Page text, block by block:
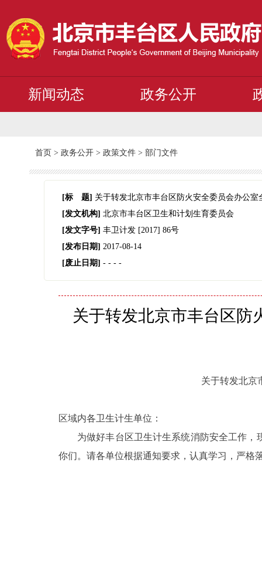
新闻动态 政务公开
首页 > 政务公开 > 政策文件 > 部门文件
[标 题] 关于转发北京市丰台区防火安全委员会办公
[发文机构] 北京市丰台区卫生和计划生育委员会
[发文字号] 丰卫计发 [2017] 86号
[发布日期] 2017-08-14
[废止日期] - - - -
关于转发北京市丰台区防
关于转发北京
区域内各卫生计生单位：
为做好丰台区卫生计生系统消防安全工作，
你们。请各单位根据通知要求，认真学习，严格